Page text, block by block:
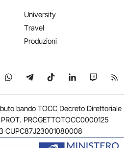
University
Travel
Produzioni
su YouTube
Seguici su WhatsApp
Seguici su Telegram
Seguici su TikTok
Seguici su
Seguici
bando TOCC Decreto Direttoriale
PROGETTOTOCC0000125
CUPC87J23001080008